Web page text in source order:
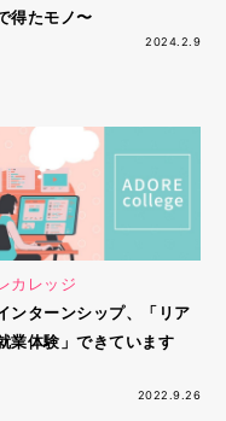
得たモノ〜
2024.2.9
カレッジ
ンターンシップ、「リア
業体験」できています
2022.9.26